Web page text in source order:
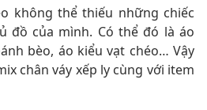
không thể thiếu những chiếc
đồ của mình. Có thể đó là áo
bèo, áo kiểu vạt chéo… Vậy
chân váy xếp ly cùng với item